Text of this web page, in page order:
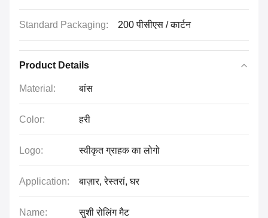
Standard Packaging: 200 पीसीएस / कार्टन
Product Details
Material: बांस
Color: हरी
Logo: स्वीकृत ग्राहक का लोगो
Application: बाज़ार, रेस्तरां, घर
Name: सुशी रोलिंग मैट